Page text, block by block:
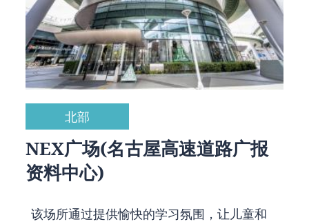
北部
NEX广场(名古屋高速道路广报
资料中心)
该场所通过提供愉快的学习氛围，让儿童和